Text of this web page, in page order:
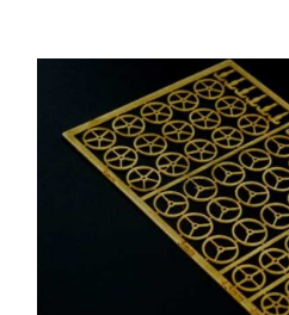
AÑADIR AL CARRITO